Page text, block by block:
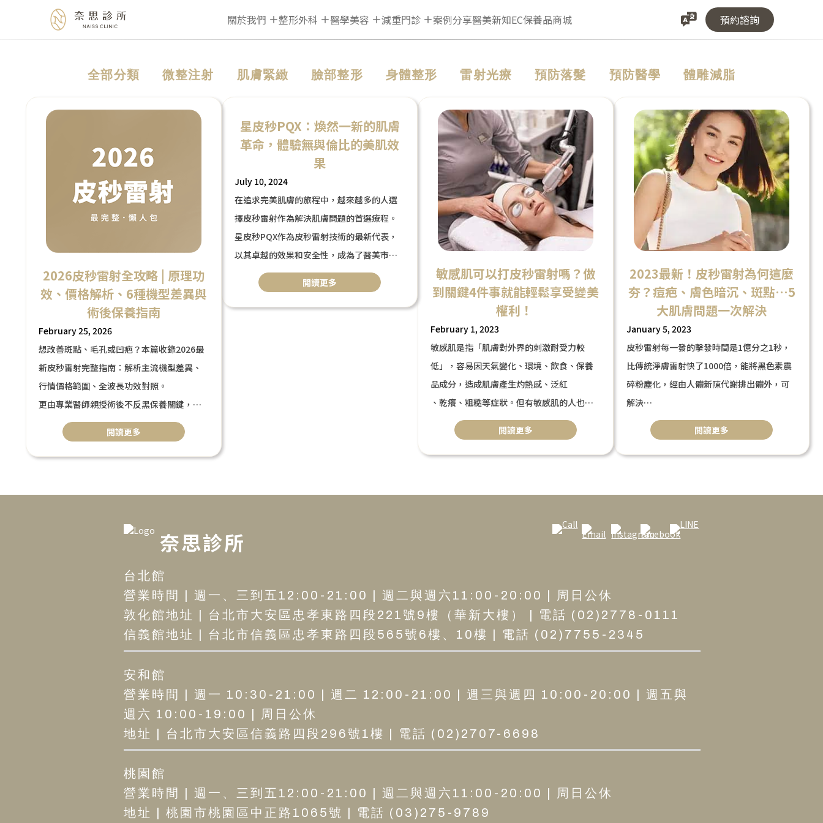
關於我們 整形外科 醫學美容 減重門診 案例分享醫美新知EC保養品商城 預約諮詢
全部分類 微整注射 肌膚緊緻 臉部整形 身體整形 雷射光療 預防落髮 預防醫學 體雕減脂
2026皮秒雷射全攻略 | 原理功
效、價格解析、6種機型差異與
術後保養指南
February 25, 2026
想改善斑點、毛孔或凹疤？本篇收錄2026最
新皮秒雷射完整指南：解析主流機型差異、
行情價格範圍、全波長功效對照。
更由專業醫師親授術後不反黑保養關鍵，助
您精準打造無瑕透亮肌！
閲讀更多
星皮秒PQX：煥然一新的肌膚
革命，體驗無與倫比的美肌效
果
July 10, 2024
在追求完美肌膚的旅程中，越來越多的人選
擇皮秒雷射作為解決肌膚問題的首選療程。
星皮秒PQX作為皮秒雷射技術的最新代表，
以其卓越的效果和安全性，成為了醫美市場
上的新寵。這篇文章將深入探討星皮秒PQX
的原理、效果、價格、術後保養，幫助你了
解這項技術，做出最適合自己的美容決策。
閲讀更多
敏感肌可以打皮秒雷射嗎？做
到關鍵4件事就能輕鬆享受變美
權利！
February 1, 2023
敏感肌是指「肌膚對外界的刺激耐受力較
低」，容易因天氣變化、環境、飲食、保養
品成分，造成肌膚產生灼熱感、泛紅
、乾癢、粗糙等症狀。但有敏感肌的人也不
需太過擔心，只要日常生活中做到4件事，也
能施打皮秒雷射，享受變美的權利！
閲讀更多
2023最新！皮秒雷射為何這麼
夯？痘疤、膚色暗沉、斑點…5
大肌膚問題一次解決
January 5, 2023
皮秒雷射每一發的擊發時間是1億分之1秒，
比傳統淨膚雷射快了1000倍，能將黑色素震
碎粉塵化，經由人體新陳代謝排出體外，可
解決
膚色暗沉、毛孔粗大、斑點、凹洞痘疤等問
題。一般而言，角質代謝修復週期為28天，
皮秒雷射建議間隔1至1個半月施打一次，效
閲讀更多
奈思診所
台北館
營業時間 | 週一、三到五12:00-21:00 | 週二與週六11:00-20:00 | 周日公休
敦化館地址 | 台北市大安區忠孝東路四段221號9樓（華新大樓） | 電話 (02)2778-0111
信義館地址 | 台北市信義區忠孝東路四段565號6樓、10樓 | 電話 (02)7755-2345
安和館
營業時間 | 週一 10:30-21:00 | 週二 12:00-21:00 | 週三與週四 10:00-20:00 | 週五與
週六 10:00-19:00 | 周日公休
地址 | 台北市大安區信義路四段296號1樓 | 電話 (02)2707-6698
桃園館
營業時間 | 週一、三到五12:00-21:00 | 週二與週六11:00-20:00 | 周日公休
地址 | 桃園市桃園區中正路1065號 | 電話 (03)275-9789